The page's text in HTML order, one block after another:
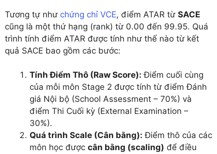
Tương tự như chứng chỉ VCE, điểm ATAR từ SACE
cũng là một thứ hạng (rank) từ 0.00 đến 99.95. Quá
trình tính điểm ATAR được tính như thế nào từ kết
quả SACE bao gồm các bước:
Tính Điểm Thô (Raw Score): Điểm cuối cùng
của mỗi môn Stage 2 được tính từ điểm Đánh
giá Nội bộ (School Assessment – 70%) và
điểm Thi Cuối kỳ (External Examination –
30%).
Quá trình Scale (Cân bằng): Điểm thô của các
môn học được cân bằng (scaling) để điều